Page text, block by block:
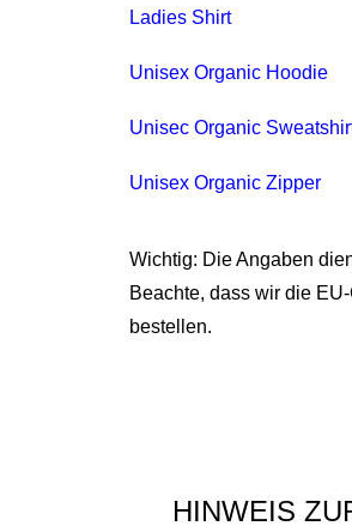
Ladies Shirt
Unisex Organic Hoodie
Unisec Organic
Unisex Organic Zipper
Wichtig: Die Angaben
Beachte, dass wir die
bestellen.
HINWEIS